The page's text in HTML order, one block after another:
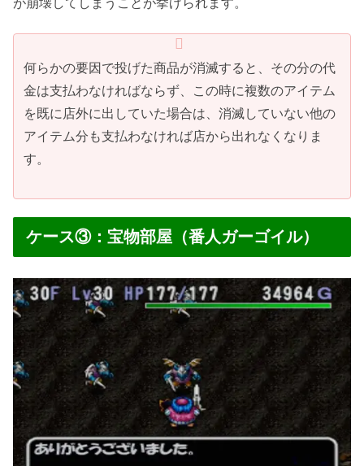
が崩壊してしまうことが挙げられます。
何らかの要因で投げた商品が消滅すると、その分の代
金は支払わなければならず、この時に複数のアイテム
を既に店外に出していた場合は、消滅していない他の
アイテム分も支払わなければ店から出れなくなりま
す。
ケース③：宝物部屋（番人ガーゴイル）